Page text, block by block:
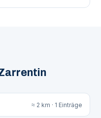
≈ 2 km · 1 Einträge